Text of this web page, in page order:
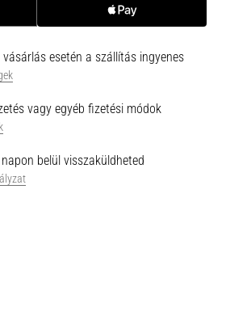
esetén a szállítás ingyenes
vagy egyéb fizetési módok
belül visszaküldheted